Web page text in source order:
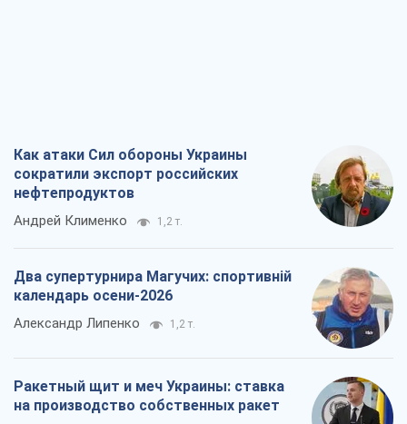
Как атаки Сил обороны Украины
сократили экспорт российских
нефтепродуктов
Андрей Клименко 1,2 т.
Два супертурнира Магучих: спортивній
календарь осени-2026
Александр Липенко 1,2 т.
Ракетный щит и меч Украины: ставка
на производство собственных ракет